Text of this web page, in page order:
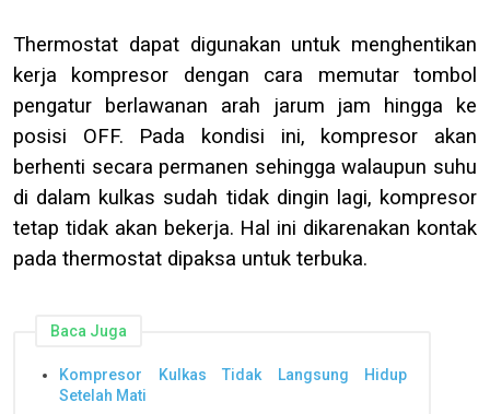
Thermostat dapat digunakan untuk menghentikan
kerja kompresor dengan cara memutar tombol
pengatur berlawanan arah jarum jam hingga ke
posisi OFF. Pada kondisi ini, kompresor akan
berhenti secara permanen sehingga walaupun suhu
di dalam kulkas sudah tidak dingin lagi, kompresor
tetap tidak akan bekerja. Hal ini dikarenakan kontak
pada thermostat dipaksa untuk terbuka.
Baca Juga
Kompresor Kulkas Tidak Langsung Hidup
Setelah Mati